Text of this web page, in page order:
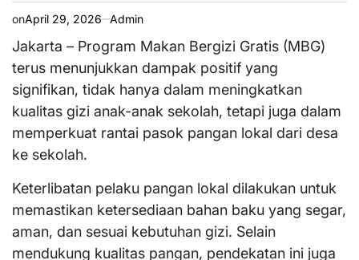
onApril 29, 2026 Admin
Jakarta – Program Makan Bergizi Gratis (MBG)
terus menunjukkan dampak positif yang
signifikan, tidak hanya dalam meningkatkan
kualitas gizi anak-anak sekolah, tetapi juga dalam
memperkuat rantai pasok pangan lokal dari desa
ke sekolah.
Keterlibatan pelaku pangan lokal dilakukan untuk
memastikan ketersediaan bahan baku yang segar,
aman, dan sesuai kebutuhan gizi. Selain
mendukung kualitas pangan, pendekatan ini juga